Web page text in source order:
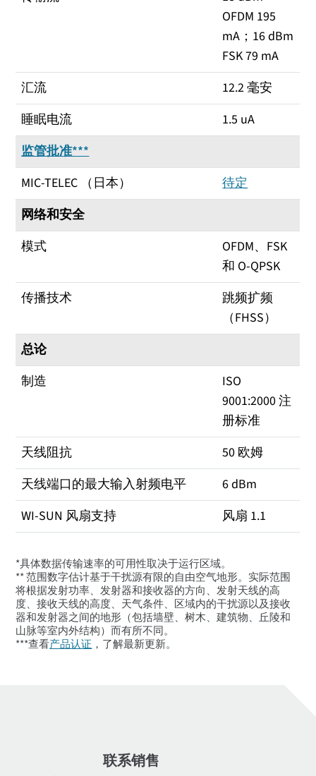
OFDM 195
mA；16 dBm
FSK 79 mA
汇流
12.2 毫安
睡眠电流
1.5 uA
监管批准***
MIC-TELEC （日本）
待定
网络和安全
模式
OFDM、FSK
和 O-QPSK
传播技术
跳频扩频
（FHSS）
总论
制造
ISO
9001:2000 注
册标准
天线阻抗
50 欧姆
天线端口的最大输入射频电平
6 dBm
WI-SUN 风扇支持
风扇 1.1
*具体数据传输速率的可用性取决于运行区域。
** 范围数字估计基于干扰源有限的自由空气地形。实际范围
将根据发射功率、发射器和接收器的方向、发射天线的高
度、接收天线的高度、天气条件、区域内的干扰源以及接收
器和发射器之间的地形（包括墙壁、树木、建筑物、丘陵和
山脉等室内外结构）而有所不同。
***查看产品认证 ，了解最新更新。
联系销售